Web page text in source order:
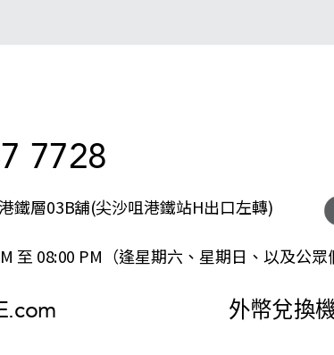
7728
鐵層03B舖(尖沙咀港鐵站H出口左轉)
至 08:00 PM（逢星期六、星期日、以及公眾
外幣兌換